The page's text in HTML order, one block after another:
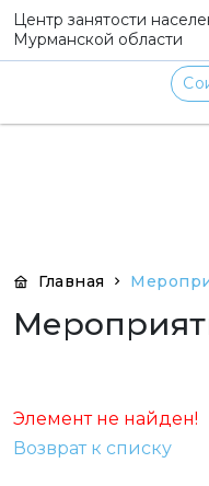
png
Центр занятости
Мурманской области
Главная
Элемент не найден!
Возврат к списку